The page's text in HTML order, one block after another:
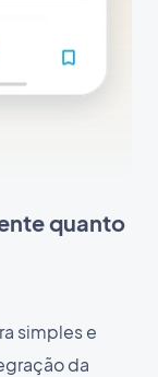
quanto
simples e
da